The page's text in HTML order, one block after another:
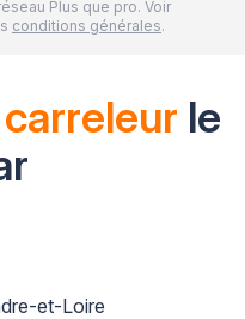
Plus que pro. Voir
conditions générales.
carreleur le
et-Loire